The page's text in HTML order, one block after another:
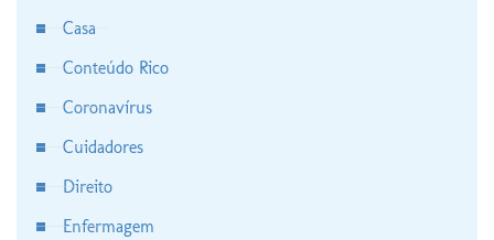
Casa
Conteúdo Rico
Coronavírus
Cuidadores
Direito
Enfermagem